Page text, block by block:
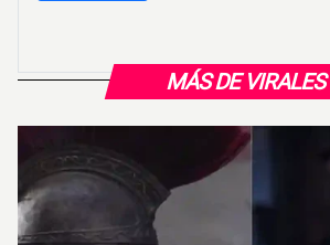
MÁS DE VIRALES